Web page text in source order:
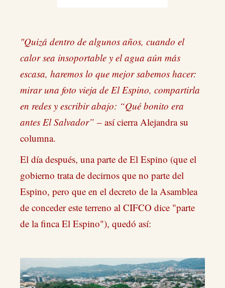
"Quizá dentro de algunos años, cuando el
calor sea insoportable y el agua aún más
escasa, haremos lo que mejor sabemos hacer:
mirar una foto vieja de El Espino, compartirla
en redes y escribir abajo: “Qué bonito era
antes El Salvador” – así cierra Alejandra su
columna.
El día después, una parte de El Espino (que el
gobierno trata de decirnos que no parte del
Espino, pero que en el decreto de la Asamblea
de conceder este terreno al CIFCO dice "parte
de la finca El Espino"), quedó así: